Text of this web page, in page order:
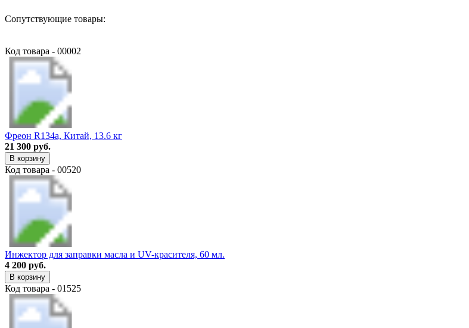
Сопутствующие товары:
Код товара - 00002
Фреон R134a, Китай, 13.6 кг
21 300 руб.
В корзину
Код товара - 00520
Инжектор для заправки масла и UV-красителя, 60 мл.
4 200 руб.
В корзину
Код товара - 01525